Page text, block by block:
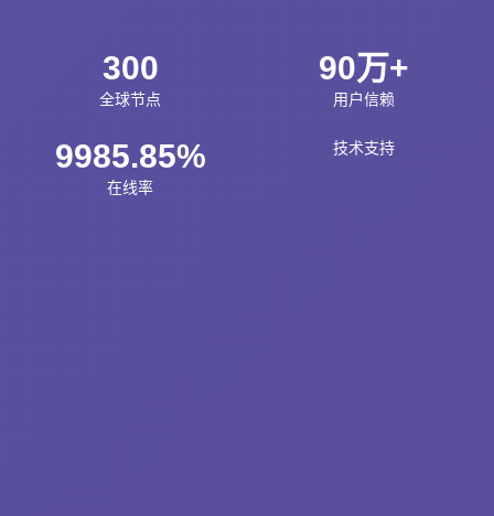
300
全球节点
90万+
用户信赖
9985.85%
在线率
技术支持